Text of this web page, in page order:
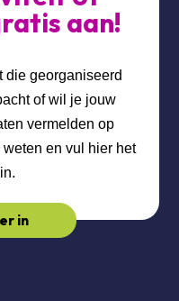
aan!
die georganiseerd
of wil je jouw
vermelden op
en vul hier het
in